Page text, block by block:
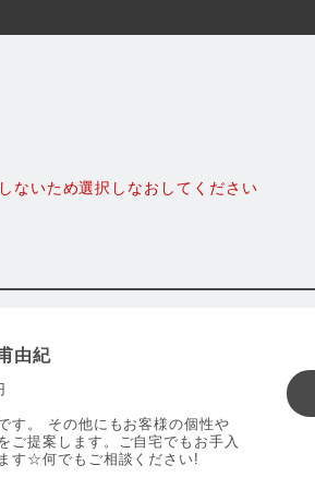
ないため選択しなおしてください
由紀
す。 その他にもお客様の個性や
ご提案します。ご自宅でもお手入
す☆何でもご相談ください!